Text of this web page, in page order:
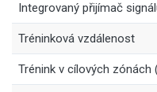
Integrovaný přijímač
Tréninková vzdálenost
Trénink v cílových zónách